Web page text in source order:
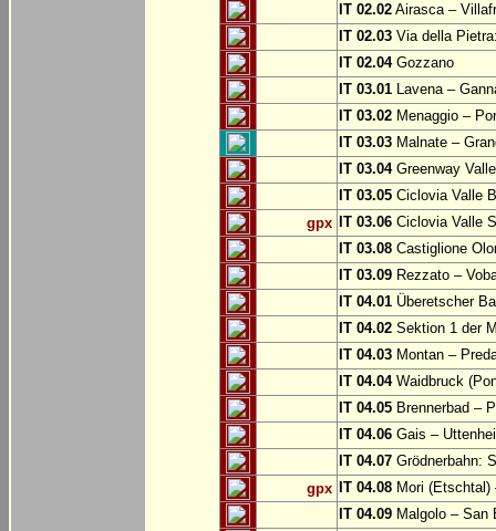
IT 02.02 Airasca –
IT 02.03 Via della
IT 02.04Gozzano
IT 03.01 Lavena –
IT 03.02 Menaggio –
IT 03.03 Malnate –
IT 03.04Greenway
IT 03.05 Ciclovia Valle
gpx
IT 03.06 Ciclovia Valle
IT 03.08 Castiglione
IT 03.09 Rezzato –
IT 04.01 Überetscher
IT 04.02 Sektion 1 der
IT 04.03 Montan –
IT 04.04Waidbruck
IT 04.05 Brennerbad –
IT 04.06 Gais –
IT 04.07 Grödnerbahn:
gpx
IT 04.08 Mori (Etschtal)
IT 04.09 Malgolo – San